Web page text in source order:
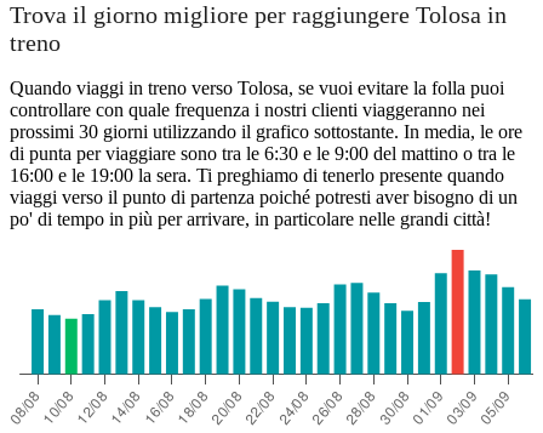
Trova il giorno migliore per raggiungere Tolosa in
treno
Quando viaggi in treno verso Tolosa, se vuoi evitare la folla puoi
controllare con quale frequenza i nostri clienti viaggeranno nei
prossimi 30 giorni utilizzando il grafico sottostante. In media, le ore
di punta per viaggiare sono tra le 6:30 e le 9:00 del mattino o tra le
16:00 e le 19:00 la sera. Ti preghiamo di tenerlo presente quando
viaggi verso il punto di partenza poiché potresti aver bisogno di un
po' di tempo in più per arrivare, in particolare nelle grandi città!